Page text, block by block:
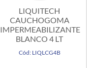
LIQUITECH
CAUCHOGOMA
IMPERMEABILIZANTE
BLANCO 4 LT
Cód: LIQLCG4B